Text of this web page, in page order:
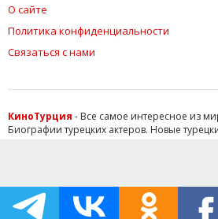
О сайте
Политика конфиденциальности
Связаться с нами
КиноТурция - Все самое интересное из
Биографии турецких актеров. Новые